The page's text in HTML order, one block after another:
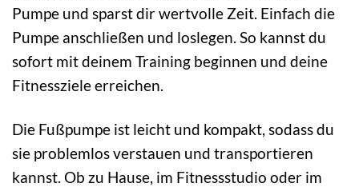
Pumpe und sparst dir wertvolle Zeit. Einfach die
Pumpe anschließen und loslegen. So kannst du
sofort mit deinem Training beginnen und deine
Fitnessziele erreichen.
Die Fußpumpe ist leicht und kompakt, sodass du
sie problemlos verstauen und transportieren
kannst. Ob zu Hause, im Fitnessstudio oder im